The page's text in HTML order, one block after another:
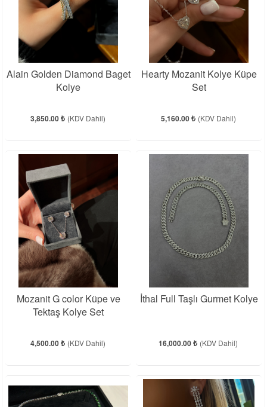
Alain Golden Diamond Baget
Kolye
3,850.00 ₺ (KDV Dahil)
Hearty Mozanit Kolye Küpe
Set
5,160.00 ₺ (KDV Dahil)
Mozanit G color Küpe ve
Tektaş Kolye Set
4,500.00 ₺ (KDV Dahil)
İthal Full Taşlı Gurmet Kolye
16,000.00 ₺ (KDV Dahil)